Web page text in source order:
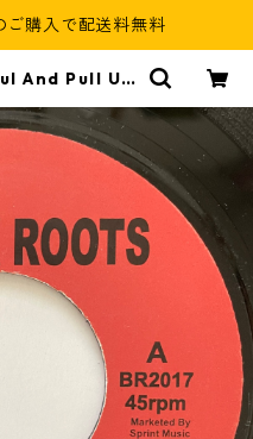
購入で配送料無料
And Pull Up